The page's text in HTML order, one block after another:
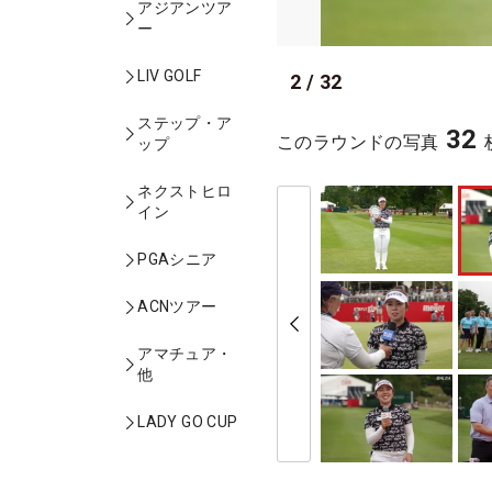
アジアンツア
ー
LIV GOLF
ステップ・ア
ップ
ネクストヒロ
イン
PGAシニア
ACNツアー
アマチュア・
他
LADY GO CUP
2 / 32
このラウンドの写真 32